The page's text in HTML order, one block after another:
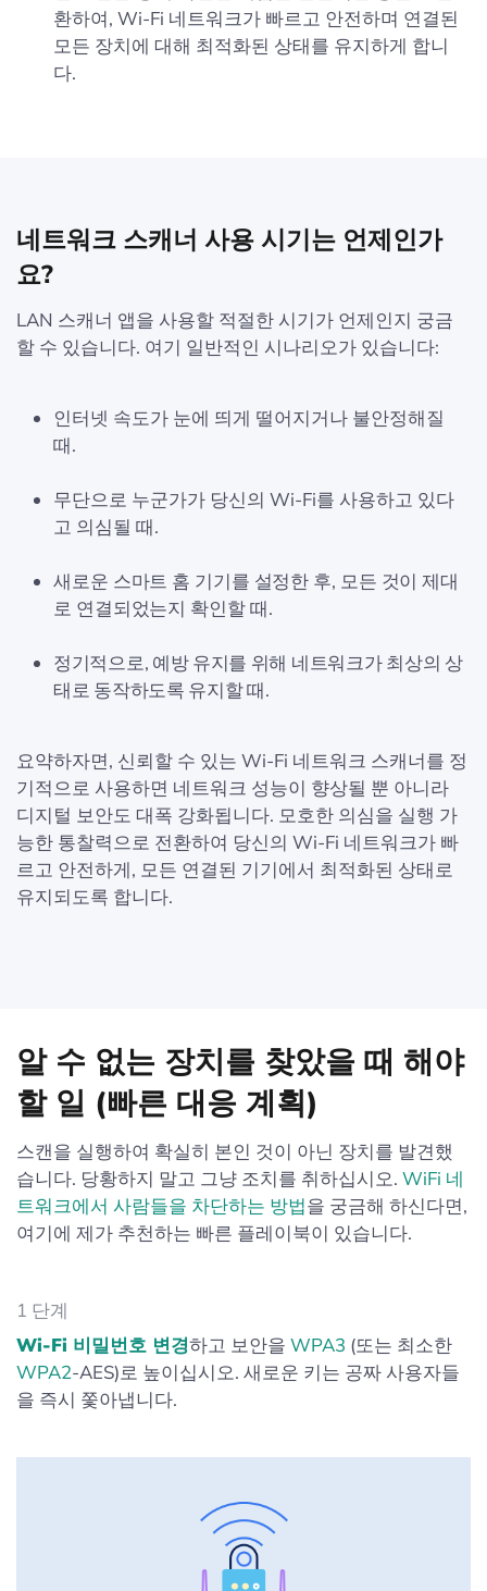
환하여, Wi-Fi 네트워크가 빠르고 안전하며 연결된
모든 장치에 대해 최적화된 상태를 유지하게 합니
다.
네트워크 스캐너 사용 시기는 언제인가
요?
LAN 스캐너 앱을 사용할 적절한 시기가 언제인지 궁금
할 수 있습니다. 여기 일반적인 시나리오가 있습니다:
인터넷 속도가 눈에 띄게 떨어지거나 불안정해질
때.
무단으로 누군가가 당신의 Wi-Fi를 사용하고 있다
고 의심될 때.
새로운 스마트 홈 기기를 설정한 후, 모든 것이 제대
로 연결되었는지 확인할 때.
정기적으로, 예방 유지를 위해 네트워크가 최상의 상
태로 동작하도록 유지할 때.
요약하자면, 신뢰할 수 있는 Wi-Fi 네트워크 스캐너를 정
기적으로 사용하면 네트워크 성능이 향상될 뿐 아니라
디지털 보안도 대폭 강화됩니다. 모호한 의심을 실행 가
능한 통찰력으로 전환하여 당신의 Wi-Fi 네트워크가 빠
르고 안전하게, 모든 연결된 기기에서 최적화된 상태로
유지되도록 합니다.
알 수 없는 장치를 찾았을 때 해야
할 일 (빠른 대응 계획)
스캔을 실행하여 확실히 본인 것이 아닌 장치를 발견했
습니다. 당황하지 말고 그냥 조치를 취하십시오. WiFi 네
트워크에서 사람들을 차단하는 방법을 궁금해 하신다면,
여기에 제가 추천하는 빠른 플레이북이 있습니다.
1 단계
Wi‑Fi 비밀번호 변경하고 보안을 WPA3 (또는 최소한
WPA2‑AES)로 높이십시오. 새로운 키는 공짜 사용자들
을 즉시 쫓아냅니다.